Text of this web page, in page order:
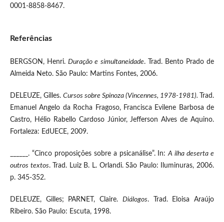
0001-8858-8467.
Referências
BERGSON, Henri.Duração e simultaneidade. Trad. Bento Prado de
Almeida Neto. São Paulo: Martins Fontes, 2006.
DELEUZE, Gilles. Cursos sobre Spinoza (Vincennes, 1978-1981).
Trad.
Emanuel Angelo da Rocha Fragoso, Francisca Evilene Barbosa de
Castro, Hélio Rabello Cardoso Júnior, Jefferson Alves de Aquino.
Fortaleza: EdUECE, 2009.
______. “Cinco proposições sobre a psicanálise”. In:A ilha deserta e
outros textos. Trad. Luiz B. L. Orlandi. São Paulo: Iluminuras, 2006.
p. 345-352.
DELEUZE, Gilles; PARNET, Claire. Diálogos. Trad. Eloisa Araújo
Ribeiro. São Paulo: Escuta, 1998.